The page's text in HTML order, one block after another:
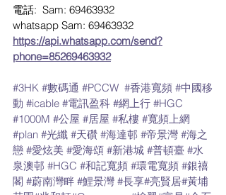
電話: Sam: 69463932
whatsapp Sam: 69463932
https://api.whatsapp.com/send?
phone=85269463932
#3HK #數碼通 #PCCW #香港寬頻 #中國移
動 #icable #電訊盈科 #網上行 #HGC
#1000M #公屋 #居屋 #私樓 #寬頻上網
#plan #光纖 #天礸 #海達邨 #帝景灣 #海之
戀 #愛炫美 #愛海頌 #新港城 #普頓臺 #水
泉澳邨 #HGC #和記寬頻 #環電寬頻 #銀禧
閣 #蔚南灣畔 #鯉景灣 #長享#亮賢居#黃埔